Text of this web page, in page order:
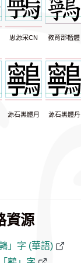
思源宋CN 教育部楷體
源石黑體月 源石黑體丹
資源
」字 (華語)